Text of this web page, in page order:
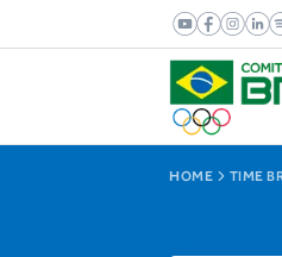
HOME TIME